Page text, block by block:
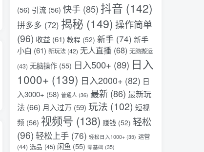
某公众号付费文章：30天足以让你在任何一个领域实现突破 2026全域投放进阶杭州3月线下课，抖音巨量千川进阶提升，撬动自然流量、连爆短视频、提升ROI
(56) 引流 (56) 快手 (85) 抖音 (142)
拼多多 (72) 揭秘 (149) 操作简单
(96) 收益 (61) 教程 (52) 新手 (74) 新手
小白 (61) 新玩法 (42) 无人直播 (68) 无脑搬运
(43) 无脑操作 (55) 日入500+ (89) 日入
1000+ (139) 日入2000+ (82) 日
入3000+ (58) 普通人 (36) 最新 (86) 最新玩
法 (66) 月入过万 (59) 玩法 (102) 短视
频 (56) 视频号 (138) 赚钱 (52) 轻松
(96) 轻松上手 (76) 轻松日入1000+ (35) 运营
(44) 选品 (45) 闲鱼 (55) 零基础 (35)